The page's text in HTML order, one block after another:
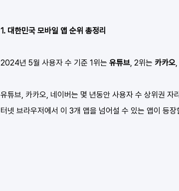
1. 대한민국 모바일 앱 순위 총정리
2024년 5월 사용자 수 기준 1위는 유튜브 , 2위는 카카오
유튜브, 카카오, 네이버는 몇 년동안 사용자 수 상위권
터넷 브라우저에서 이 3개 앱을 넘어설 수 있는 앱이 등장